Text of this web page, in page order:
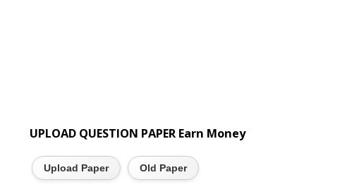
UPLOAD QUESTION PAPER Earn Money
Upload Paper Old Paper